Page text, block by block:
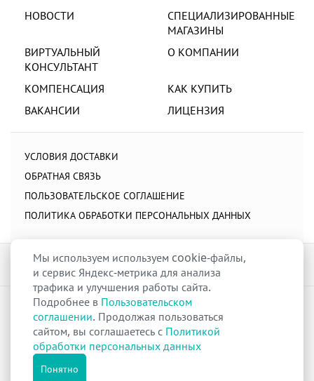
НОВОСТИ
СПЕЦИАЛИЗИРОВАННЫЕ
МАГАЗИНЫ
ВИРТУАЛЬНЫЙ
КОНСУЛЬТАНТ
О КОМПАНИИ
КОМПЕНСАЦИЯ
КАК КУПИТЬ
ВАКАНСИИ
ЛИЦЕНЗИЯ
УСЛОВИЯ ДОСТАВКИ
ОБРАТНАЯ СВЯЗЬ
ПОЛЬЗОВАТЕЛЬСКОЕ СОГЛАШЕНИЕ
ПОЛИТИКА ОБРАБОТКИ ПЕРСОНАЛЬНЫХ ДАННЫХ
raduga-ural.ru ©
Группа компаний Радуга
ЛицензияЛ042-00110-77/00263680 от 07 декабря 2017 г.
Разрешение№Р013-00110-66/03100314на дистанционную торговлю
лекарственными препаратами от 02 сентября 2025 г.
Все права защищены
Мы используем используем cookie-файлы,
и сервис Яндекс-метрика для анализа
трафика и улучшения работы сайта.
Подробнее в Пользовательском
соглашении. Продолжая пользоваться
сайтом, вы соглашаетесь с Политикой
обработки персональных данных
Понятно